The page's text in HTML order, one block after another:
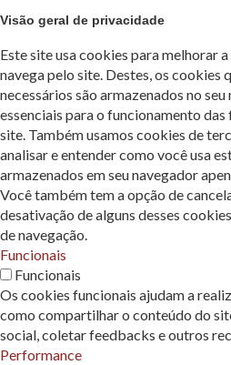
Visão geral de privacidade
Este site usa cookies para melhorar
navega pelo site. Destes, os cookies
necessários são armazenados no seu
essenciais para o funcionamento
site. Também usamos cookies de
analisar e entender como você usa
armazenados em seu navegador
Você também tem a opção de
desativação de alguns desses
de navegação.
Funcionais
Funcionais
Os cookies funcionais ajudam a
como compartilhar o conteúdo do
social, coletar feedbacks e outros
Performance